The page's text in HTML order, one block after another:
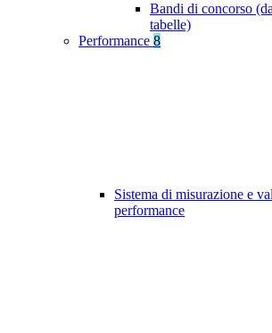
Bandi di concorso
tabelle)
Performance 8
Sistema di misurazione e
performance